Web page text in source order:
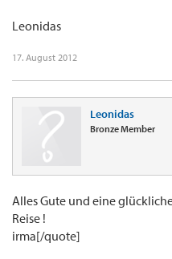
Leonidas
17. August 2012
Leonidas
Bronze Member
Alles Gute und eine
Reise !
irma[/quote]